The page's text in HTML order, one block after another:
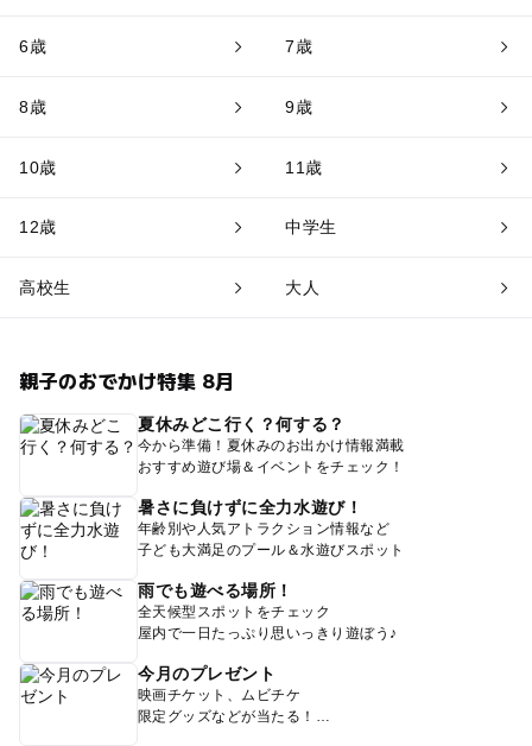
6歳 7歳
8歳 9歳
10歳 11歳
12歳 中学生
高校生 大人
親子のおでかけ特集 8月
夏休みどこ行く？何する？
今から準備！夏休みのお出かけ情報満載
おすすめ遊び場＆イベントをチェック！
暑さに負けずに全力水遊び！
年齢別や人気アトラクション情報など
子ども大満足のプール＆水遊びスポット
雨でも遊べる場所！
全天候型スポットをチェック
屋内で一日たっぷり思いっきり遊ぼう♪
今月のプレゼント
映画チケット、ムビチケ
限定グッズなどが当たる！